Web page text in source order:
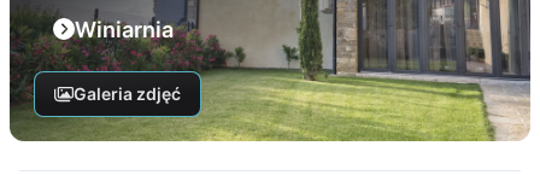
Winiarnia
Galeria zdjęć